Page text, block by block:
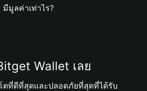
มีมูลค่าเท่าไร?
Wallet เลย
ตที่ดีที่สุดและปลอดภัยที่สุดที่ได้รับ